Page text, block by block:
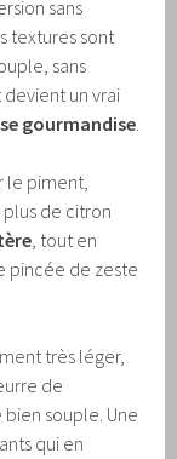
sans
textures sont
sans
un vrai
gourmandise.
le piment,
plus de citron
, tout en
pincée de zeste
très léger,
de
souple. Une
qui en